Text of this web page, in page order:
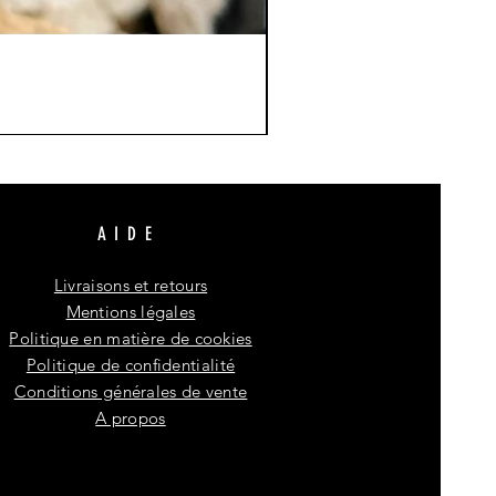
AIDE
Livraisons et retours
Mentions légales
Politique en matière de cookies
Politique de confidentialité
Conditions générales de vente
A propos